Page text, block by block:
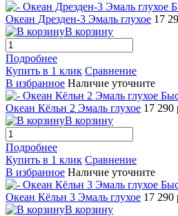
Океан Дрезден-3 Эмаль глухое 17
В корзину
Подробнее
Купить в 1 клик Сравнение
В избранное Наличие уточните
Океан Кёльн 2 Эмаль глухое 17 290
В корзину
Подробнее
Купить в 1 клик Сравнение
В избранное Наличие уточните
Океан Кёльн 3 Эмаль глухое 17 290
В корзину